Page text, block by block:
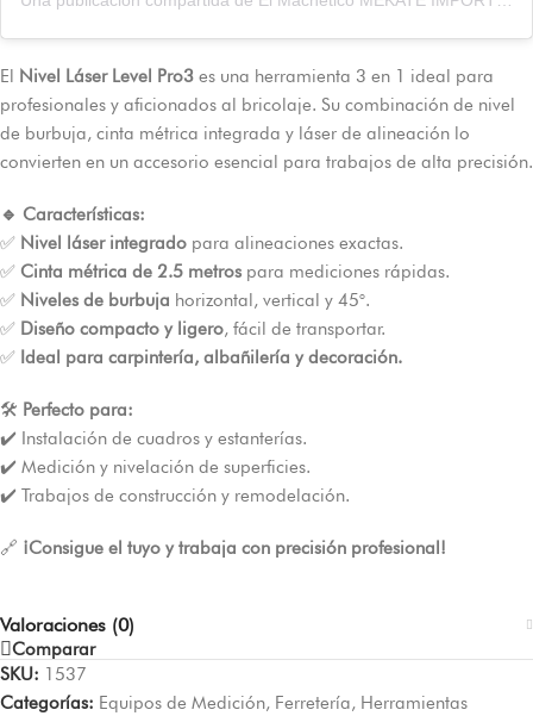
El Nivel Láser Level Pro3 es una herramienta 3 en 1 ideal para
profesionales y aficionados al bricolaje. Su combinación de nivel
de burbuja, cinta métrica integrada y láser de alineación lo
convierten en un accesorio esencial para trabajos de alta precisión.
🔹 Características:
✅ Nivel láser integrado para alineaciones exactas.
✅ Cinta métrica de 2.5 metros para mediciones rápidas.
✅ Niveles de burbuja horizontal, vertical y 45°.
✅ Diseño compacto y ligero, fácil de transportar.
✅ Ideal para carpintería, albañilería y decoración.
🛠️ Perfecto para:
✔️ Instalación de cuadros y estanterías.
✔️ Medición y nivelación de superficies.
✔️ Trabajos de construcción y remodelación.
🔗 ¡Consigue el tuyo y trabaja con precisión profesional!
Valoraciones (0)
Comparar
SKU: 1537
Categorías: Equipos de Medición, Ferretería, Herramientas